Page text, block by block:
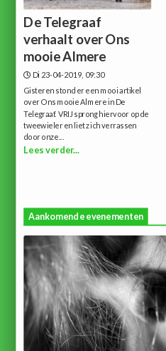
De Telegraaf
verhaalt over Ons
mooie Almere
Di 23-04-2019, 09:30
Gisteren stond er een mooi artikel
over Ons mooie Almere in De
Telegraaf. VRIJ sprong hiervoor op de
tweewieler en liet zich verrassen
door onze...
Lees verder...
Aankomende evenementen